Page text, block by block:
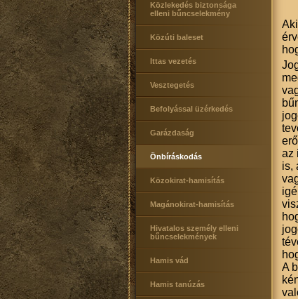
Közlekedés biztonsága
elleni bűncselekmény
Közúti baleset
Ittas vezetés
Vesztegetés
Befolyással üzérkedés
Garázdaság
Önbíráskodás
Közokirat-hamisítás
Magánokirat-hamisítás
Hivatalos személy elleni
bűncselekmények
Hamis vád
Hamis tanúzás
az
is,
A